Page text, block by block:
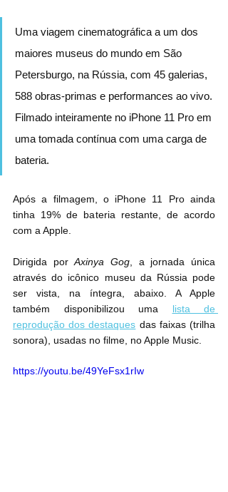
Uma viagem cinematográfica a um dos
maiores museus do mundo em São
Petersburgo, na Rússia, com 45 galerias,
588 obras-primas e performances ao vivo.
Filmado inteiramente no iPhone 11 Pro‌ em
uma tomada contínua com uma carga de
bateria.
Após a filmagem, o ‌iPhone 11 Pro‌ ainda
tinha 19% de bateria restante, de acordo
com a Apple.
Dirigida por Axinya Gog , a jornada única
através do icônico museu da Rússia pode
ser vista, na íntegra, abaixo. A Apple
também disponibilizou uma lista de
reprodução dos destaques das faixas (trilha
sonora), usadas no filme, no Apple Music.
https://youtu.be/49YeFsx1rIw